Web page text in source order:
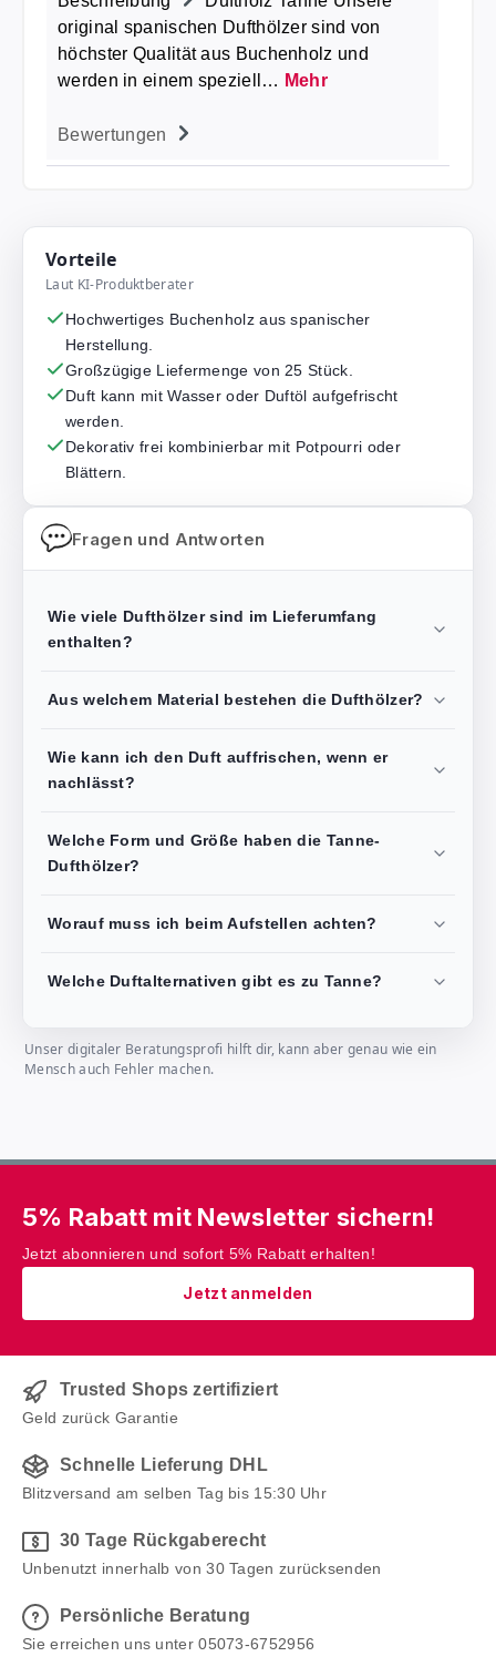
original spanischen Dufthölzer sind von
höchster Qualität aus Buchenholz und
werden in einem speziell… Mehr
Bewertungen
Vorteile
Laut KI-Produktberater
Hochwertiges Buchenholz aus spanischer
Herstellung.
Großzügige Liefermenge von 25 Stück.
Duft kann mit Wasser oder Duftöl aufgefrischt
werden.
Dekorativ frei kombinierbar mit Potpourri oder
Blättern.
Fragen und Antworten
Wie viele Dufthölzer sind im Lieferumfang
enthalten?
Aus welchem Material bestehen die Dufthölzer?
Wie kann ich den Duft auffrischen, wenn er
nachlässt?
Welche Form und Größe haben die Tanne-
Dufthölzer?
Worauf muss ich beim Aufstellen achten?
Welche Duftalternativen gibt es zu Tanne?
Unser digitaler Beratungsprofi hilft dir, kann aber genau wie ein
Mensch auch Fehler machen.
5% Rabatt mit Newsletter sichern!
Jetzt abonnieren und sofort 5% Rabatt erhalten!
Jetzt anmelden
Trusted Shops zertifiziert
Geld zurück Garantie
Schnelle Lieferung DHL
Blitzversand am selben Tag bis 15:30 Uhr
30 Tage Rückgaberecht
Unbenutzt innerhalb von 30 Tagen zurücksenden
Persönliche Beratung
Sie erreichen uns unter 05073-6752956